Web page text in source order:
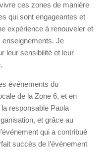
ces zones de manière
qui sont engageantes et
expérience à renouveler et
enseignements. Je
leur sensibilité et leur
événements du
de la Zone 6, et en
responsable Paola
et grâce au
qui a contribué
succès de l’événement